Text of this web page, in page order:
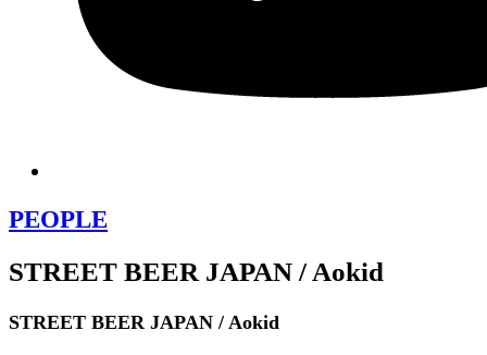
PEOPLE
STREET BEER JAPAN / Aokid
STREET BEER JAPAN / Aokid